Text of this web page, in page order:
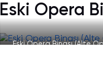
Eski Opera
Eski Opera Binası (Alte